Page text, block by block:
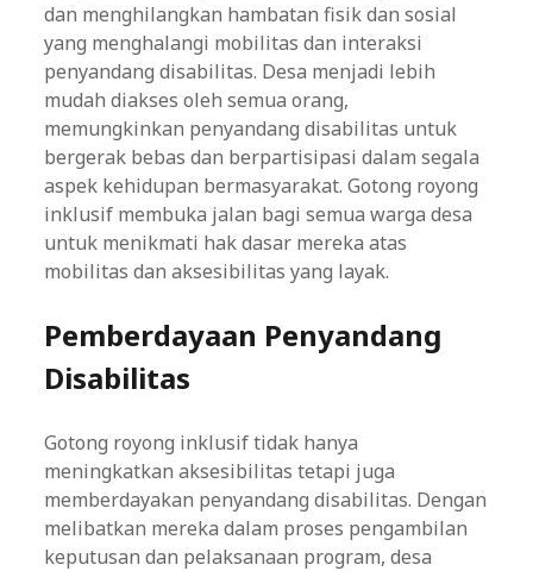
dan menghilangkan hambatan fisik dan sosial
yang menghalangi mobilitas dan interaksi
penyandang disabilitas. Desa menjadi lebih
mudah diakses oleh semua orang,
memungkinkan penyandang disabilitas untuk
bergerak bebas dan berpartisipasi dalam segala
aspek kehidupan bermasyarakat. Gotong royong
inklusif membuka jalan bagi semua warga desa
untuk menikmati hak dasar mereka atas
mobilitas dan aksesibilitas yang layak.
Pemberdayaan Penyandang
Disabilitas
Gotong royong inklusif tidak hanya
meningkatkan aksesibilitas tetapi juga
memberdayakan penyandang disabilitas. Dengan
melibatkan mereka dalam proses pengambilan
keputusan dan pelaksanaan program, desa